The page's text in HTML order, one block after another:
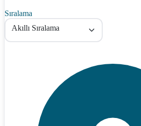
Sıralama
Akıllı Sıralama